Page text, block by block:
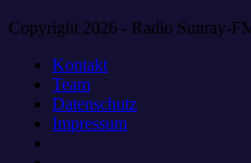
Copyright 2026 - Radio Sunray-
Kontakt
Team
Datenschutz
Impressum